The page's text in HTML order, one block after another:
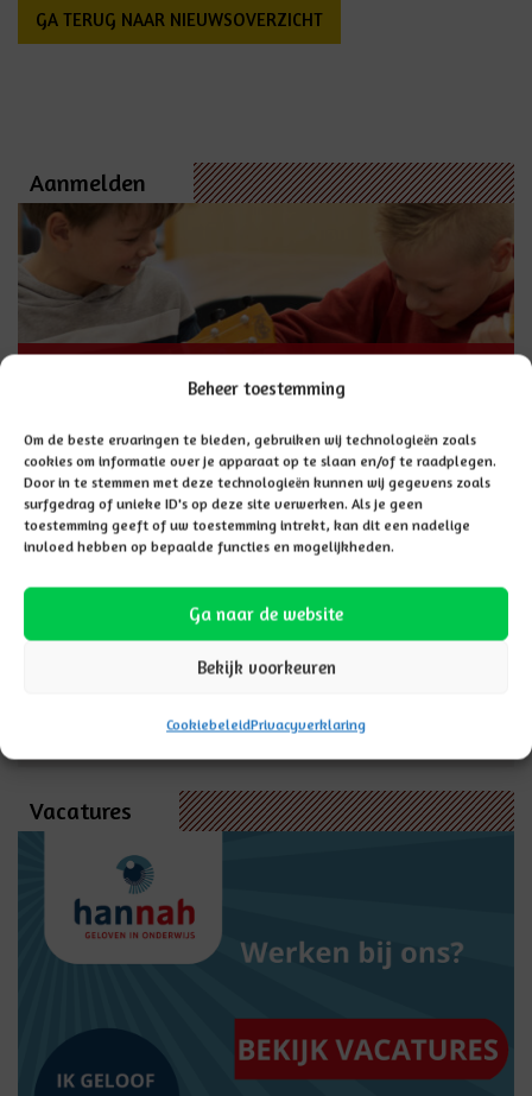
Beheer toestemming
Om de beste ervaringen te bieden, gebruiken wij technologieën zoals
cookies om informatie over je apparaat op te slaan en/of te raadplegen.
Door in te stemmen met deze technologieën kunnen wij gegevens zoals
surfgedrag of unieke ID's op deze site verwerken. Als je geen
toestemming geeft of uw toestemming intrekt, kan dit een nadelige
invloed hebben op bepaalde functies en mogelijkheden.
Ga naar de website
Bekijk voorkeuren
CookiebeleidPrivacyverklaring
GA TERUG NAAR NIEUWSOVERZICHT
Aanmelden
informatie over het
aanmelden van uw
kind
AANMELDEN
Hannah
Deze school maakt
onderdeel uit van
scholengroep Hannah
Vacatures